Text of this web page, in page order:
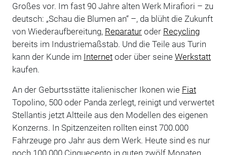
Großes vor. Im fast 90 Jahre alten Werk Mirafiori – zu
deutsch: „Schau die Blumen an“ –, da blüht die Zukunft
von Wiederaufbereitung, Reparaturoder Recycling
bereits im Industriemaßstab. Und die Teile aus Turin
kann der Kunde im Internetoder über seine Werkstatt
kaufen.
An der Geburtsstätte italienischer Ikonen wie Fiat
Topolino, 500 oder Panda zerlegt, reinigt und verwertet
Stellantis jetzt Altteile aus den Modellen des eigenen
Konzerns. In Spitzenzeiten rollten einst 700.000
Fahrzeuge pro Jahr aus dem Werk. Heute sind es nur
noch 100.000 Cinquecento in guten zwölf Monaten.